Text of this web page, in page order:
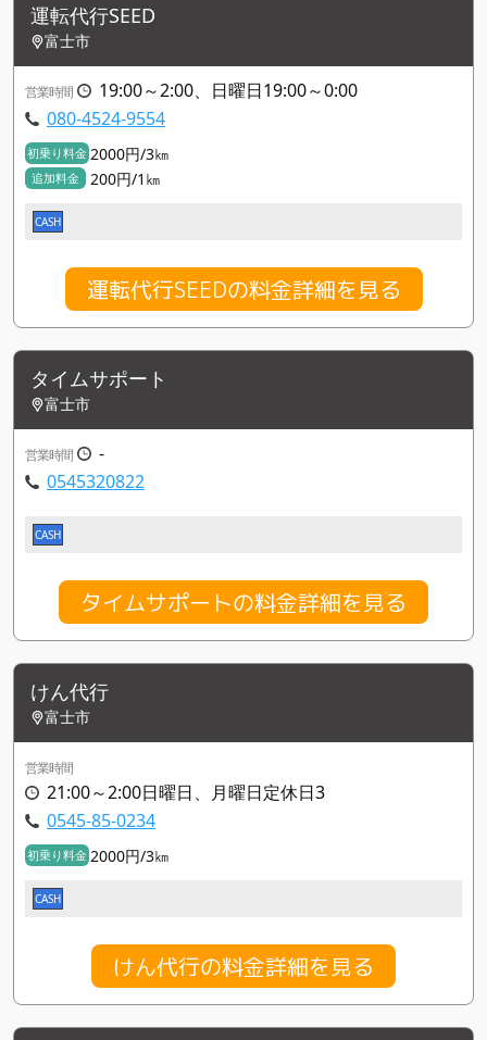
運転代行SEED
富士市
営業時間
19:00～2:00、日曜日19:00～0:00
080-4524-9554
初乗り料金 2000円/3㎞
追加料金 200円/1㎞
CASH
運転代行SEEDの料金詳細を見る
タイムサポート
富士市
営業時間
-
0545320822
CASH
タイムサポートの料金詳細を見る
けん代行
富士市
営業時間
21:00～2:00日曜日、月曜日定休日3
0545-85-0234
初乗り料金 2000円/3㎞
CASH
けん代行の料金詳細を見る